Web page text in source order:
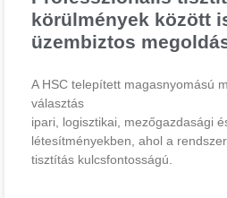
körülmények között
üzembiztos
A HSC telepített magasnyomású
választás
ipari, logisztikai, mezőgazdasági
létesítményekben, ahol a
tisztítás kulcsfontosságú.